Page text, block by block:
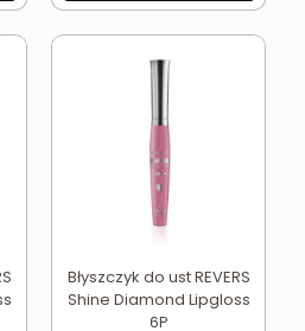
Błyszczyk do ust REVERS
Shine Diamond Lipgloss
6P